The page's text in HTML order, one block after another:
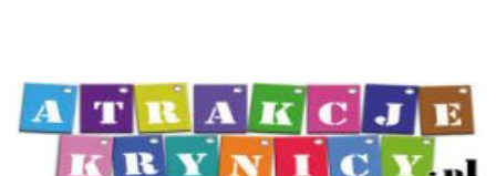
Atrakcje Krynicy